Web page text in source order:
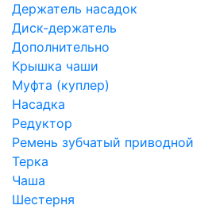
Держатель насадок
Диск-держатель
Дополнительно
Крышка чаши
Муфта (куплер)
Насадка
Редуктор
Ремень зубчатый приводной
Терка
Чаша
Шестерня